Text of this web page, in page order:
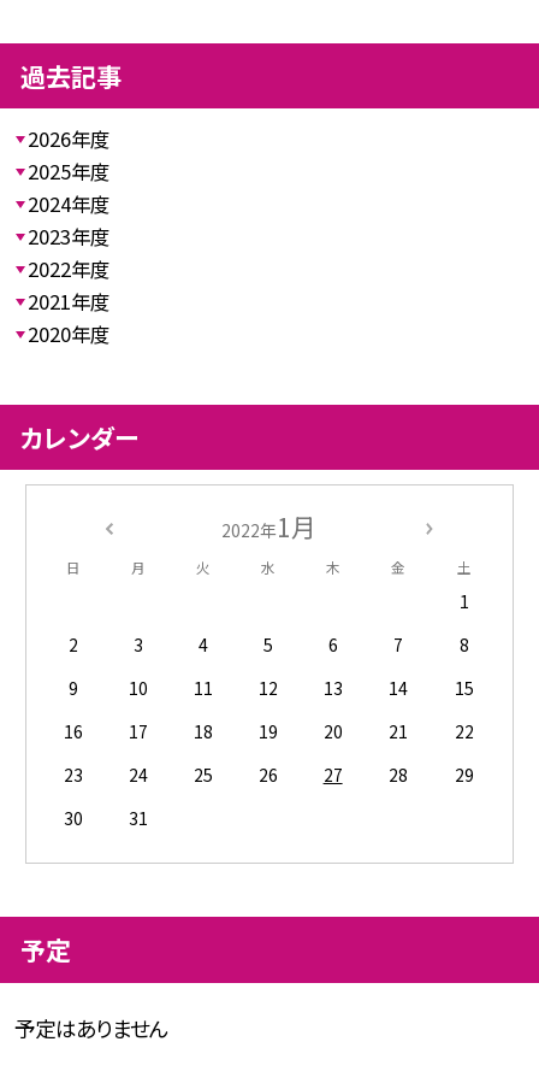
過去記事
2026年度
2025年度
2024年度
2023年度
2022年度
2021年度
2020年度
カレンダー
2022年1月
日 月 火 水 木 金 土
1
2
3 4 5 6 7
8
9
10 11 12 13 14
15
16
17 18 19 20 21
22
23
24 25 26 27 28
29
30
31
予定
予定はありません